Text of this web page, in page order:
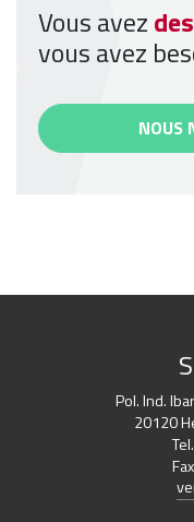
Vous avez
vous avez
NOUS
Pol. Ind.
20120